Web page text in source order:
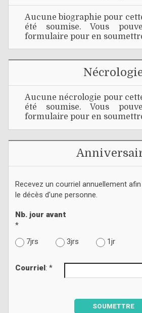
Aucune biographie pour
été soumise. Vous
formulaire pour en
Aucune nécrologie pour
été soumise. Vous
formulaire pour en
Recevez un courriel annuellement
le décès d'une personne.
Nb. jour avant
*
7jrs
3jrs 1jr
Courriel : *
SOUMETTRE